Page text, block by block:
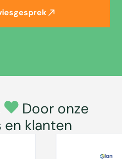
Door onze
klanten